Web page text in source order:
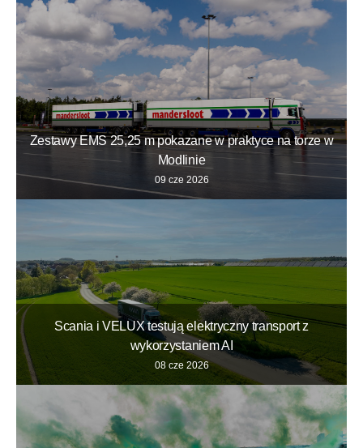
Zestawy EMS 25,25 m pokazane w praktyce na torze w
Modlinie
09 cze 2026
Scania i VELUX testują elektryczny transport z
wykorzystaniem AI
08 cze 2026